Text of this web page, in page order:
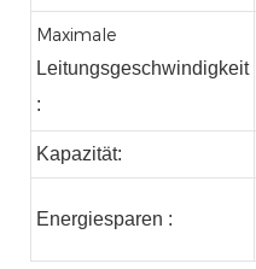
Maximale
Leitungsgeschwindigkeit
:
Kapazität:
Energiesparen :